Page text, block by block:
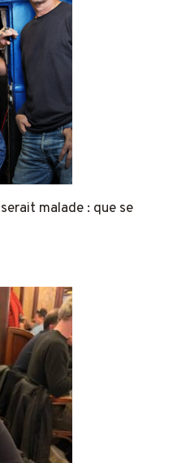
malade : que se